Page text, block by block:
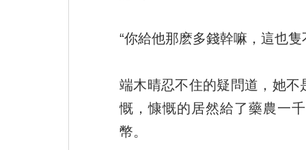
“你給他那麽多錢幹嘛，這也
端木晴忍不住的疑問道，她
慨，慷慨的居然給了藥農一
幣。